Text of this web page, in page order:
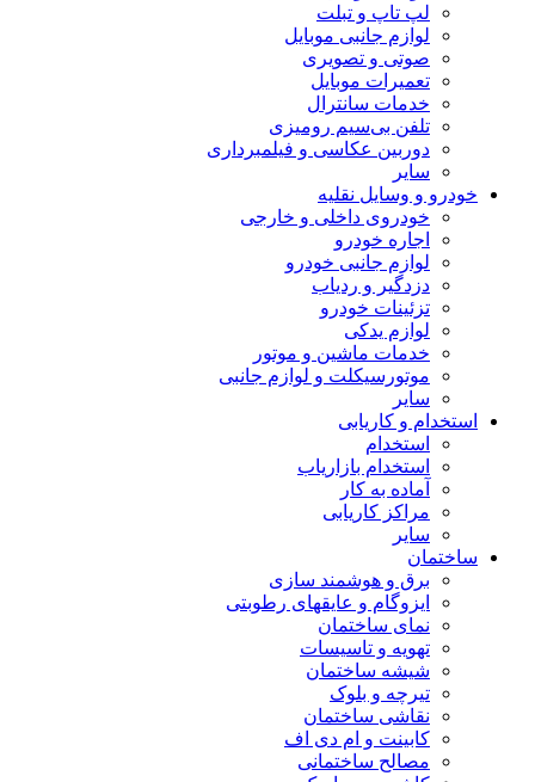
لپ تاپ و تبلت
لوازم جانبی موبایل
صوتی و تصویری
تعمیرات موبایل
خدمات سانترال
تلفن بی‌سیم رومیزی
دوربین عکاسی و فیلمبرداری
سایر
خودرو و وسایل نقلیه
خودروی داخلی و خارجی
اجاره خودرو
لوازم جانبی خودرو
دزدگیر و ردیاب
تزئینات خودرو
لوازم یدکی
خدمات ماشین و موتور
موتورسیکلت و لوازم جانبی
سایر
استخدام و کاریابی
استخدام
استخدام بازاریاب
آماده به کار
مراکز کاریابی
سایر
ساختمان
برق و هوشمند سازی
ایزوگام و عایقهای رطوبتی
نمای ساختمان
تهویه و تاسیسات
شیشه ساختمان
تیرچه و بلوک
نقاشی ساختمان
کابینت و ام دی اف
مصالح ساختمانی